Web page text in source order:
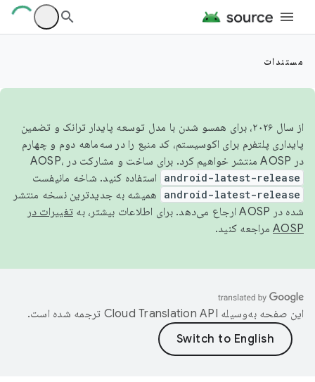
مستندات
از سال ۲۰۲۶، برای همسو شدن با مدل توسعه پایدار ترانک و تضمین
پایداری پلتفرم برای اکوسیستم، کد منبع را در سه‌ماهه دوم و چهارم
در AOSP منتشر خواهیم کرد. برای ساخت و مشارکت در AOSP،
android-latest-release استفاده کنید. شاخه مانیفست
android-latest-release
همیشه به جدیدترین نسخه منتشر
شده در AOSP ارجاع می‌دهد. برای اطلاعات بیشتر، به
تغییرات در
AOSP مراجعه کنید.
این صفحه به‌وسیله ترجمه شده است.